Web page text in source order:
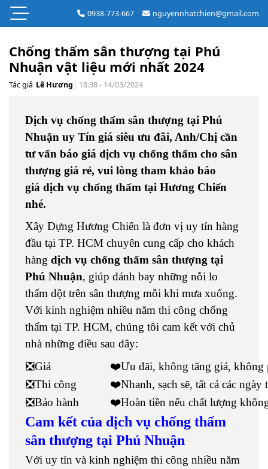
0938-773-667 nguyennhatchien@gmail.com
Chống thấm sân thượng tại Phú
Nhuận vật liệu mới nhất 2024
Tác giả Lê Hương 18:38 - 14/03/2024
Dịch vụ chống thấm sân thượng tại Phú
Nhuận uy Tín giá siêu ưu đãi, Anh/Chị cần
tư vấn báo giá dịch vụ chống thấm cho sân
thượng giá rẻ, vui lòng tham khảo báo
giá dịch vụ chống thấm tại Hương Chiến
nhé.
Xây Dựng Hương Chiến là đơn vị uy tín hàng
đầu tại TP. HCM chuyên cung cấp cho khách
hàng dịch vụ chống thấm sân thượng tại
Phú Nhuận, giúp đánh bay những nỗi lo
thấm dột trên sân thượng mỗi khi mưa xuống.
Với kinh nghiệm nhiều năm thi công chống
thấm tại TP. HCM, chúng tôi cam kết với chủ
nhà những điều sau đây:
❎Giá
❤️Ưu đãi, không tăng giá, không
❎Thi công
❤️Nhanh, sạch sẽ, tất cả các ngày
❎Bảo hành
❤️Hoàn tiền nếu chất lượng
Cam kết của dịch vụ chống thấm
sân thượng tại Phú Nhuận
Với uy tín và kinh nghiệm thi công nhiều năm